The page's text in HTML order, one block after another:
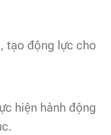
tạo động lực cho
hiện hành động